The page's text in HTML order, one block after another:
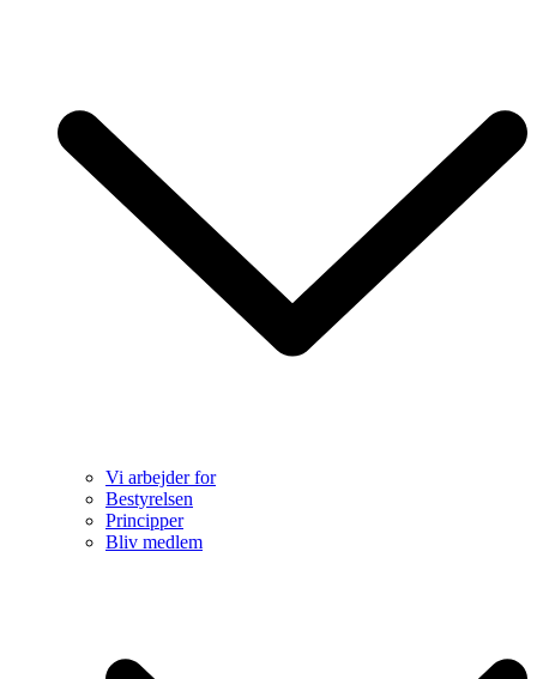
Vi arbejder for
Bestyrelsen
Principper
Bliv medlem